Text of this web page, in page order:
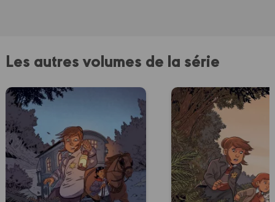
Les autres volumes de la série